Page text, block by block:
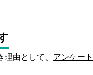
由として、 アンケー